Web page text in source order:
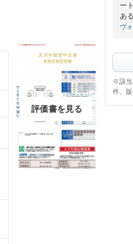
評価書を見る
ー
あ
ヴ
※該当
件、